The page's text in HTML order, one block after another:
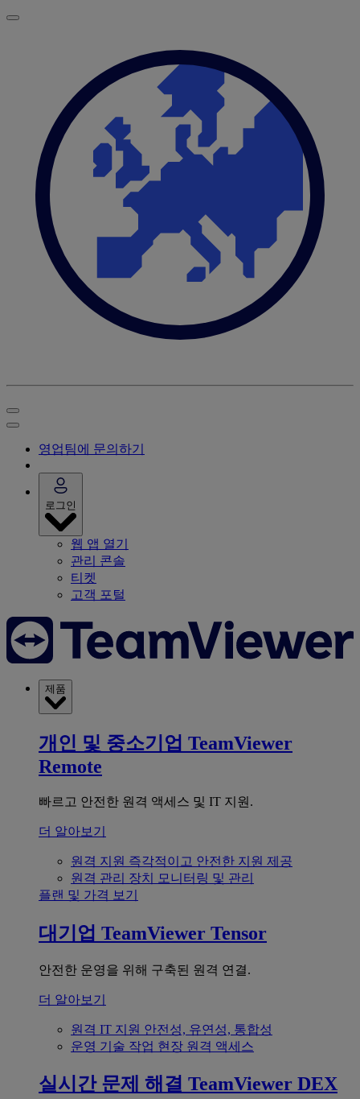
영업팀에 문의하기
로그인
웹 앱 열기
관리 콘솔
티켓
고객 포털
제품
개인 및 중소기업 TeamViewer
Remote
빠르고 안전한 원격 액세스 및 IT 지원.
더 알아보기
원격 지원 즉각적이고 안전한 지원 제공
원격 관리 장치 모니터링 및 관리
플랜 및 가격 보기
대기업 TeamViewer Tensor
안전한 운영을 위해 구축된 원격 연결.
더 알아보기
원격 IT 지원 안전성, 유연성, 통합성
운영 기술 작업 현장 원격 액세스
실시간 문제 해결 TeamViewer DEX